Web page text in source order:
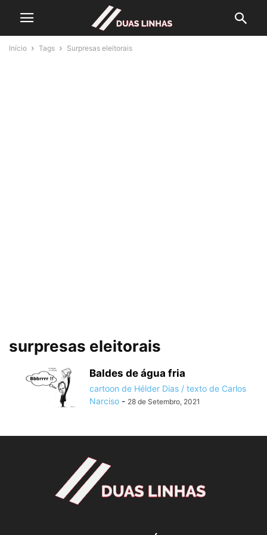
Início Tags Surpresas eleitorais
surpresas eleitorais
Baldes de água fria
cartoon de Hélder Dias / texto de Carlos
Narciso - 28 de Setembro, 2021